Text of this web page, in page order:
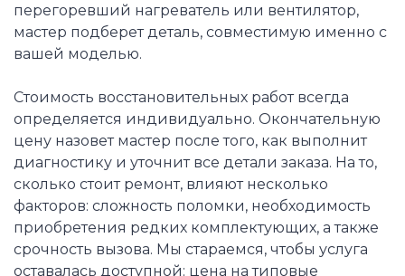
перегоревший нагреватель или вентилятор,
мастер подберет деталь, совместимую именно с
вашей моделью.
Стоимость восстановительных работ всегда
определяется индивидуально. Окончательную
цену назовет мастер после того, как выполнит
диагностику и уточнит все детали заказа. На то,
сколько стоит ремонт, влияют несколько
факторов: сложность поломки, необходимость
приобретения редких комплектующих, а также
срочность вызова. Мы стараемся, чтобы услуга
оставалась доступной: цена на типовые